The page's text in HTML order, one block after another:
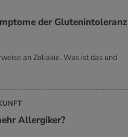
der Glu­ten­in­to­le­ranz
an Zöliakie. Was ist das und
All­er­gi­ker?